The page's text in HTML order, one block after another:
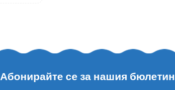
Абонирайте се за нашия бюлетин